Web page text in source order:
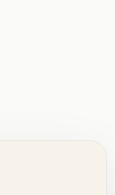
.   +   .   .